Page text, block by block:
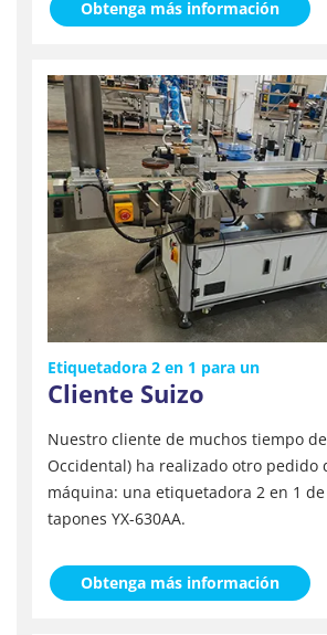
Obtenga más información
Etiquetadora 2 en 1 para un
Cliente Suizo
Nuestro cliente de muchos tiempo
Occidental) ha realizado otro pedido
máquina: una etiquetadora 2 en 1
tapones YX-630AA.
Obtenga más información